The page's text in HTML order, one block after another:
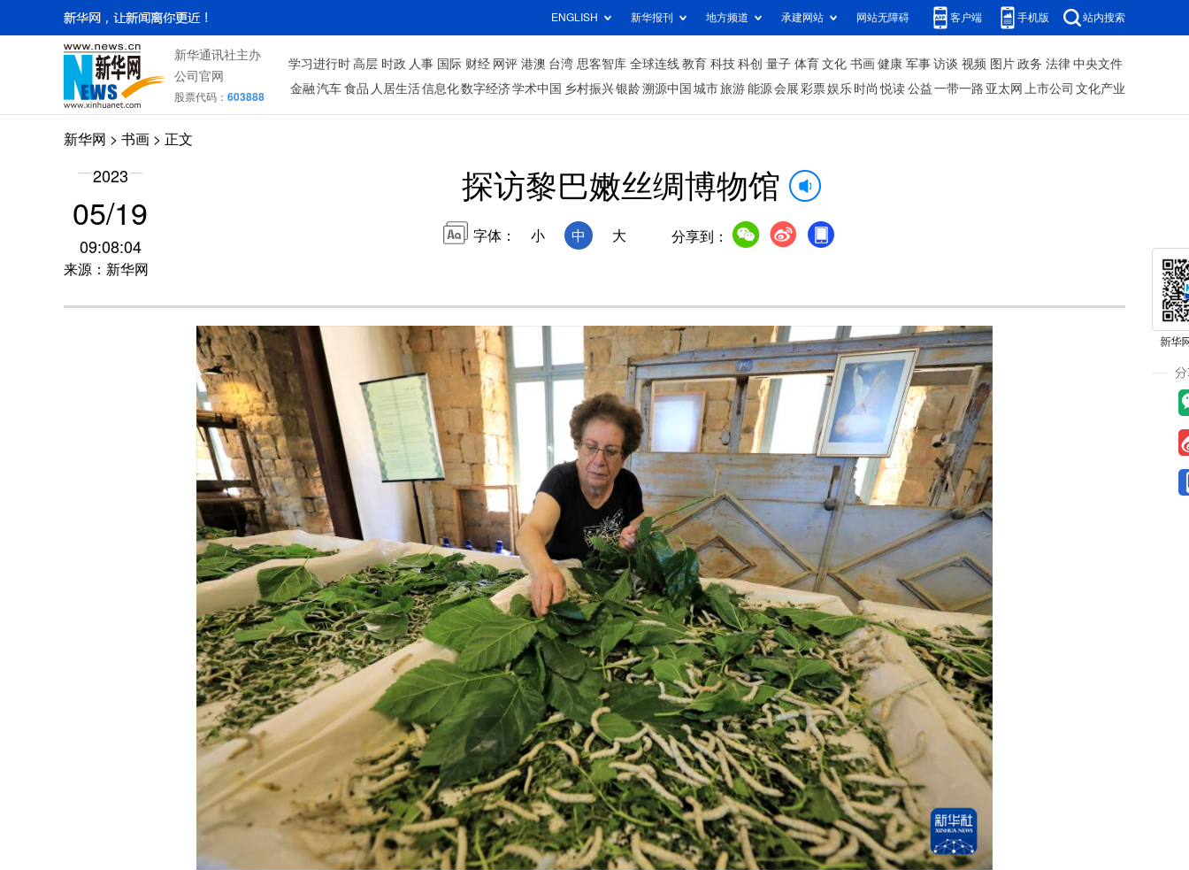
ENGLISH 新华报刊 地方频道 承建网站 网站无障碍 客户端 手机版 站内搜索
新华通讯社主办
公司官网
股票代码： 603888
学习进行时 高层 时政 人事 国际 财经 网评 港澳 台湾 思客智库 全球连线 教育 科技 科创 量子 体育 文化 书画 健康 军事 访谈 视频 图片 政务 法律 中央文件
金融 汽车 食品 人居生活信息化数字经济学术中国 乡村振兴银龄溯源中国 城市旅游 能源 会展 彩票娱乐 时尚 悦读 公益 一带一路 亚太网 上市公司 文化产业
新华网 > 书画 > 正文
2023
05/19
09:08:04
来源：新华网
探访黎巴嫩丝绸博物馆
字体： 小 中 大 分享到：